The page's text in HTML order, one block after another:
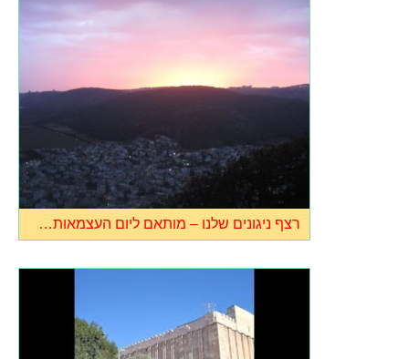
רצף ניגונים שלנו – מותאם ליום העצמאות…